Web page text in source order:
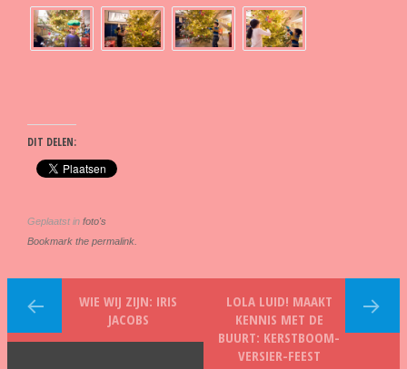
DIT DELEN:
Geplaatst in foto's
Bookmark the permalink.
WIE WIJ ZIJN: IRIS
JACOBS
LOLA LUID! MAAKT
KENNIS MET DE
BUURT: KERSTBOOM-
VERSIER-FEEST